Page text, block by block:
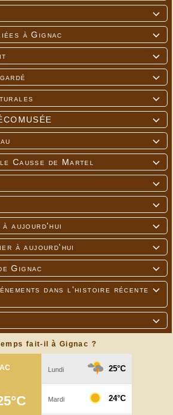


à Gignac






Causse de Martel



aujourd'hui

à aujourd'hui

Gignac

dans l'histoire récente

fait-il à Gignac ?